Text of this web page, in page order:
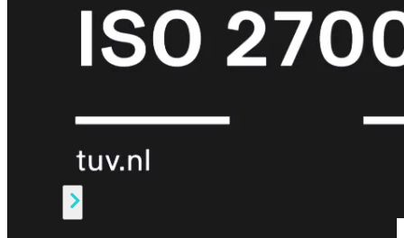
FortiCareSecurity
Bundels
SOC
as
Endpoint
Beveiliging